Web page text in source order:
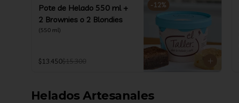
-12%
Pote de Helado 550 ml +
2 Brownies o 2 Blondies
(550 ml)
$13.450$15.300
Helados Artesanales